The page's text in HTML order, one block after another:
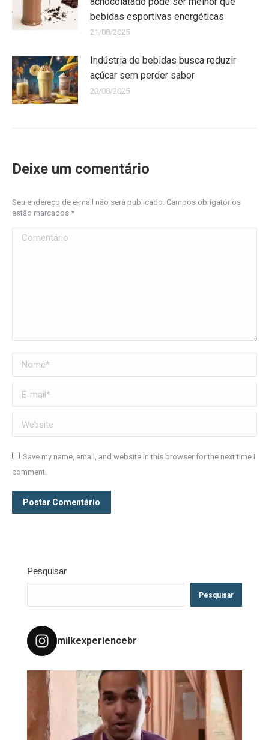
bebidas esportivas energéticas
21/08/2025
Indústria de bebidas busca reduzir
açúcar sem perder sabor
20/08/2025
Deixe um comentário
Seu endereço de e-mail não será publicado. Campos obrigatórios
estão marcados *
Comentário
Nome *
E-mail *
Website
Save my name, email, and website in this browser for the next time I
comment.
Postar Comentário
Pesquisar
Pesquisar
milkexperiencebr